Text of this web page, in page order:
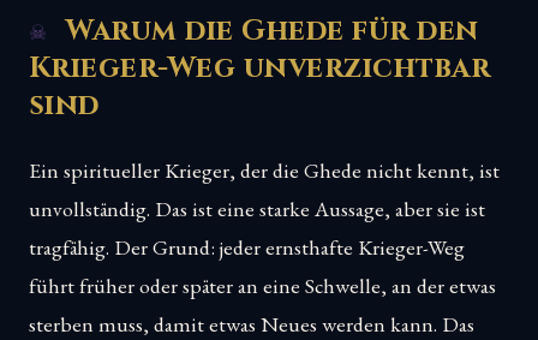
Warum die Ghede für den
Krieger-Weg unverzichtbar
sind
Ein spiritueller Krieger, der die Ghede nicht kennt, ist
unvollständig. Das ist eine starke Aussage, aber sie ist
tragfähig. Der Grund: jeder ernsthafte Krieger-Weg
führt früher oder später an eine Schwelle, an der etwas
sterben muss, damit etwas Neues werden kann. Das